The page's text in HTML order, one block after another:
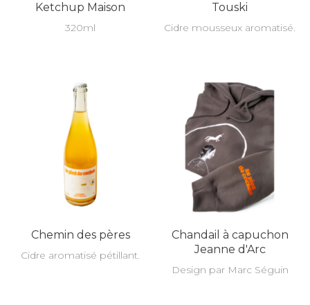
Ketchup Maison
320ml
Touski
Cidre mousseux aromatisé.
Chemin des pères
Cidre aromatisé pétillant.
Chandail à capuchon
Jeanne d'Arc
Design par Marc Séguin